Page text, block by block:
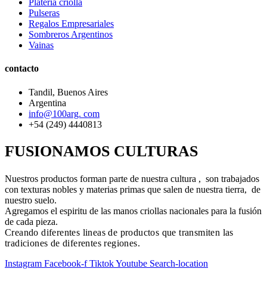
Plateria criolla
Pulseras
Regalos Empresariales
Sombreros Argentinos
Vainas
contacto
Tandil, Buenos Aires
Argentina
info@100arg. com
+54 (249) 4440813
FUSIONAMOS CULTURAS
Nuestros productos forman parte de nuestra cultura , son trabajados
con texturas nobles y materias primas que salen de nuestra tierra, de
nuestro suelo.
Agregamos el espiritu de las manos criollas nacionales para la fusión
de cada pieza.
Creando diferentes lineas de productos que transmiten las
tradiciones de diferentes regiones.
Instagram Facebook-f TiktokYoutube Search-location